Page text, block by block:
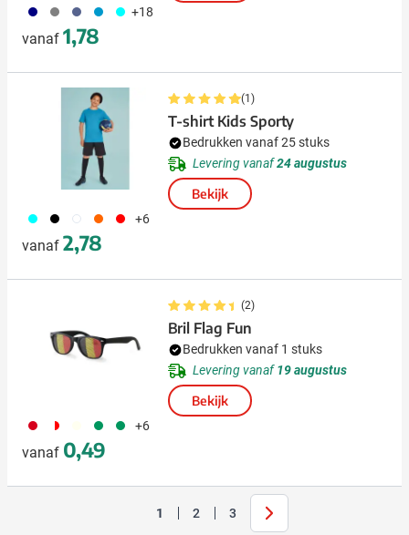
492 580 042 130 166 +18
vanaf 1,78
166 001 002 415 008 +6
vanaf 2,78
(1)
T-shirt Kids Sporty
Bedrukken vanaf 25 stuks
Levering vanaf24 augustus
Bekijk
297 188 908 004 +6
vanaf 0,49
(2)
Bril Flag Fun
Bedrukken vanaf 1 stuks
Levering vanaf19 augustus
Bekijk
U lees momenteel pagina
1 Pagina
2 Pagina
3 Volgende